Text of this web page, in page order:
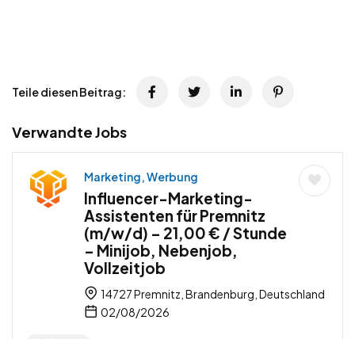
Teile diesen Beitrag:
Verwandte Jobs
Marketing, Werbung
Influencer-Marketing-
Assistenten für Premnitz
(m/w/d) – 21,00 € / Stunde
– Minijob, Nebenjob,
Vollzeitjob
14727 Premnitz, Brandenburg, Deutschland
02/08/2026